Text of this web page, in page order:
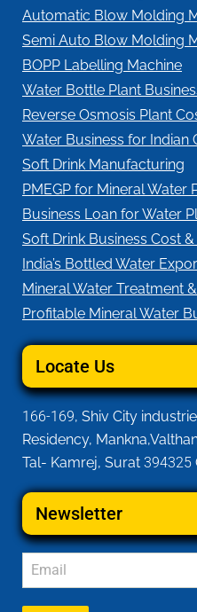
Automatic Blow Molding
Semi Auto Blow Molding
BOPP Labelling Machine
Water Bottle Plant
Reverse Osmosis Plant
Water Business for Indian
Soft Drink Manufacturing
PMEGP for Mineral Water
Business Loan for Water
Soft Drink Business Cost
India’s Bottled Water
Mineral Water Treatment
Profitable Mineral Water
Locate Us
166-169, Shiv City
Residency,
Tal- Kamrej, Surat 394325
Newsletter